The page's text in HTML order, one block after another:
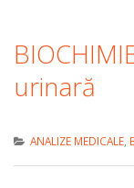
urinară
ANALIZE MEDICALE,